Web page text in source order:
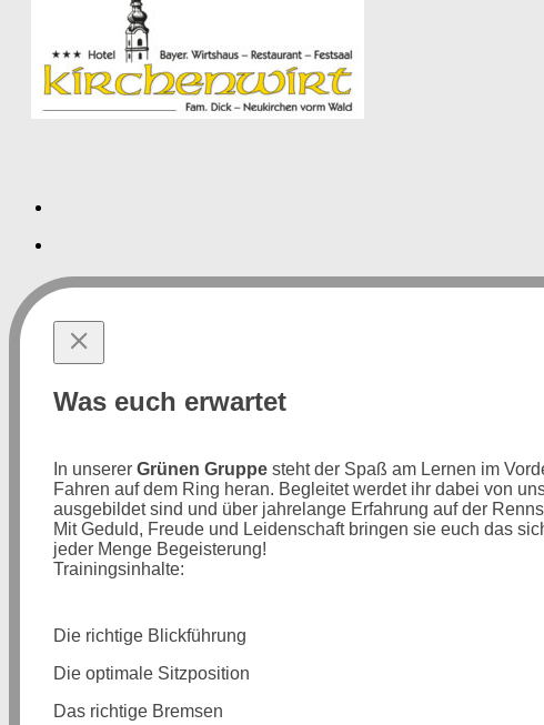
Was euch erwartet
In unserer Grünen Gruppe steht der Spaß am Lernen im
Fahren auf dem Ring heran. Begleitet werdet ihr dabei von
ausgebildet sind und über jahrelange Erfahrung auf der
Mit Geduld, Freude und Leidenschaft bringen sie euch das
jeder Menge Begeisterung!
Trainingsinhalte:
Die richtige Blickführung
Die optimale Sitzposition
Das richtige Bremsen